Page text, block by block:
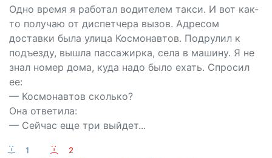
Одно время я работал водителем такси. И вот как-
то получаю от диспетчера вызов. Адресом
доставки была улица Космонавтов. Подрулил к
подъезду, вышла пассажирка, села в машину. Я не
знал номер дома, куда надо было ехать. Спросил
ее:
— Космонавтов сколько?
Она ответила:
— Сейчас еще три выйдет...
:-) 1 :-(
2